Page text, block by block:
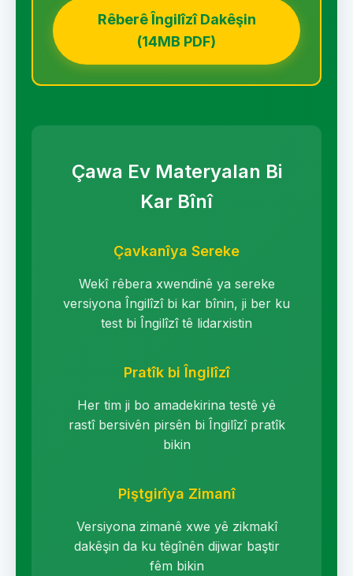
Rêberê Îngilîzî Dakêşin
(14MB PDF)
Çawa Ev Materyalan Bi
Kar Bînî
Çavkanîya Sereke
Wekî rêbera xwendinê ya sereke
versiyona Îngilîzî bi kar bînin, ji ber ku
test bi Îngilîzî tê lidarxistin
Pratîk bi Îngilîzî
Her tim ji bo amadekirina testê yê
rastî bersivên pirsên bi Îngilîzî pratîk
bikin
Piştgirîya Zimanî
Versiyona zimanê xwe yê zikmakî
dakêşin da ku têgînên dijwar baştir
fêm bikin